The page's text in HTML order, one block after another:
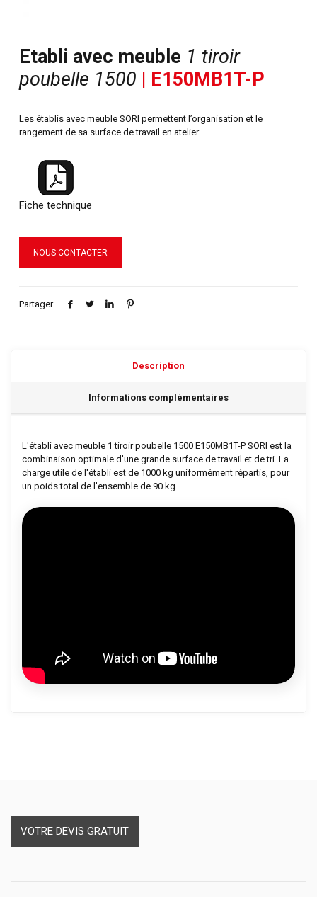
Etabli avec meuble 1 tiroir
poubelle 1500 | E150MB1T-P
Les établis avec meuble SORI permettent l’organisation et le
rangement de sa surface de travail en atelier.
Fiche technique
NOUS CONTACTER
Partager
Description
Informations complémentaires
L'établi avec meuble 1 tiroir poubelle 1500 E150MB1T-P SORI est la
combinaison optimale d'une grande surface de travail et de tri. La
charge utile de l'établi est de 1000 kg uniformément répartis, pour
un poids total de l'ensemble de 90 kg.
VOTRE DEVIS GRATUIT